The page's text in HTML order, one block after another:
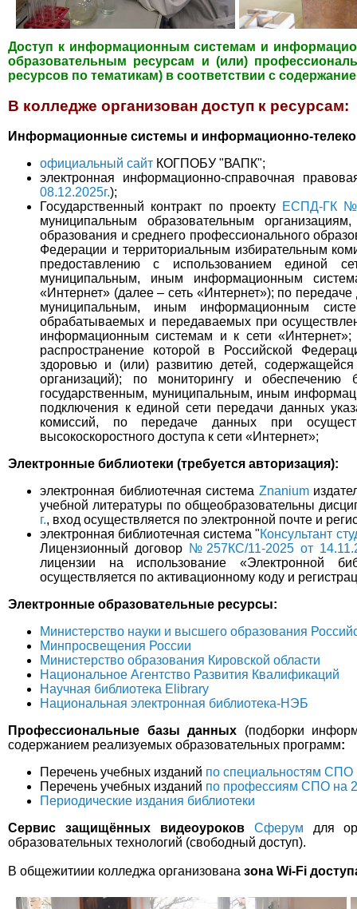
Доступ к информационным системам и
образовательным ресурсам и (или)
ресурсов по тематикам) в соответствии с
В колледже организован доступ к ресурсам:
Информационные системы и информационно-
официальный сайт КОГПОБУ "ВАПК";
электронная информационно-справочная
08.12.2025г.);
Государственный контракт по проекту ЕСПД-ГК №
муниципальным образовательным
образования и среднего профессионального
Федерации и территориальным избирательным
предоставлению с использованием единой
муниципальным, иным информационным
«Интернет» (далее – сеть «Интернет»); по
муниципальным, иным информационным
обрабатываемых и передаваемых при
информационным системам и к сети
распространение которой в Российской
здоровью и (или) развитию детей,
организаций); по мониторингу и обеспечению
государственным, муниципальным, иным
подключения к единой сети передачи данных
комиссий, по передаче данных при
высокоскоростного доступа к сети «Интернет»;
Электронные библиотеки (требуется авторизация):
электронная библиотечная система Znanium
учебной литературы по общеобразовательны
г., вход осуществляется по электронной почте и
электронная библиотечная система "Консультант
Лицензионный договор №257КС/11-2025 от
лицензии на использование «Электронной
осуществляется по активационному коду и
Электронные образовательные ресурсы:
Министерство науки и высшего образования
Минпросвещения России
Министерство образования Кировской области
Национальное Агентство Развития Квалификаций
Научная библиотека Elibrary
Национальная электронная библиотека-НЭБ
Профессиональные базы данных (подборки
содержанием реализуемых образовательных программ:
Перечень учебных изданий по специальностям СПО
Перечень учебных изданий по профессиям СПО на
Периодические издания библиотеки
Сервис защищённых видеоуроков
Сферум для
образовательных технологий (свободный доступ).
В общежитиии колледжа организована зона Wi-Fi